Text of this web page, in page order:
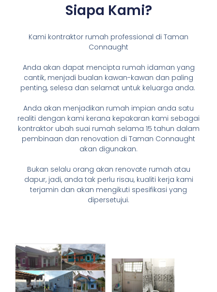
Siapa Kami?
Kami kontraktor rumah professional di Taman
Connaught
Anda akan dapat mencipta rumah idaman yang
cantik, menjadi bualan kawan-kawan dan paling
penting, selesa dan selamat untuk keluarga anda.
Anda akan menjadikan rumah impian anda satu
realiti dengan kami kerana kepakaran kami sebagai
kontraktor ubah suai rumah selama 15 tahun dalam
pembinaan dan renovation di Taman Connaught
akan digunakan.
Bukan selalu orang akan renovate rumah atau
dapur, jadi, anda tak perlu risau, kualiti kerja kami
terjamin dan akan mengikuti spesifikasi yang
dipersetujui.